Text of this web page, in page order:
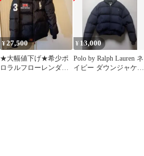
¥27,500
★大幅値下げ★希少ポ
ロラルフローレンダウ
¥ 13,000
Polo by Ralph Lauren ネ
イビー ダウンジャケッ